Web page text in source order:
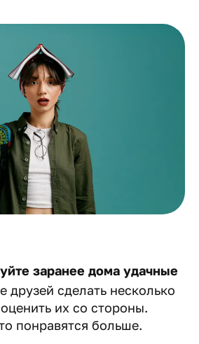
заранее дома удачные
друзей сделать несколько
их со стороны.
понравятся больше.